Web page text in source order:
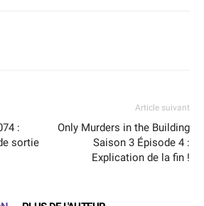
:
sortie
Article suivant
Only Murders in the Building
Saison 3 Épisode 4 :
Explication de la fin !